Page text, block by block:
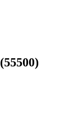
(55500)